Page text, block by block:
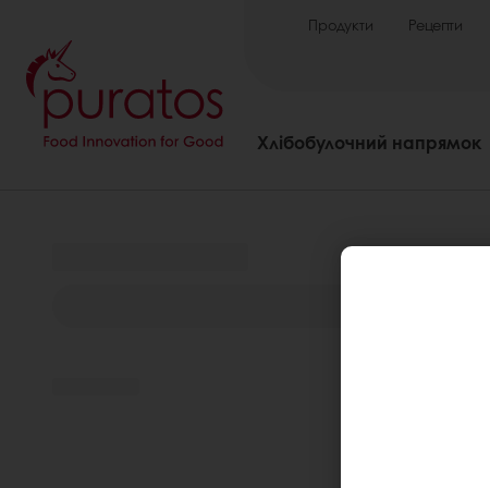
Продукти Рецепти
Хлібобулочний напрямок